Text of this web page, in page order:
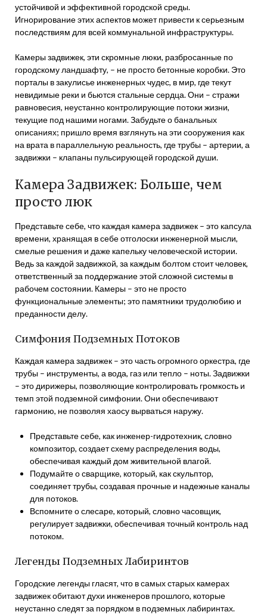
устойчивой и эффективной городской среды.
Игнорирование этих аспектов может привести к серьезным
последствиям для всей коммунальной инфраструктуры.
Камеры задвижек, эти скромные люки, разбросанные по
городскому ландшафту, – не просто бетонные коробки. Это
порталы в закулисье инженерных чудес, в мир, где текут
невидимые реки и бьются стальные сердца. Они – стражи
равновесия, неустанно контролирующие потоки жизни,
текущие под нашими ногами. Забудьте о банальных
описаниях; пришло время взглянуть на эти сооружения как
на врата в параллельную реальность, где трубы – артерии, а
задвижки – клапаны пульсирующей городской души.
Камера Задвижек: Больше, чем
просто люк
Представьте себе, что каждая камера задвижек – это капсула
времени, хранящая в себе отголоски инженерной мысли,
смелые решения и даже капельку человеческой истории.
Ведь за каждой задвижкой, за каждым болтом стоит человек,
ответственный за поддержание этой сложной системы в
рабочем состоянии. Камеры – это не просто
функциональные элементы; это памятники трудолюбию и
преданности делу.
Симфония Подземных Потоков
Каждая камера задвижек – это часть огромного оркестра, где
трубы – инструменты, а вода, газ или тепло – ноты. Задвижки
– это дирижеры, позволяющие контролировать громкость и
темп этой подземной симфонии. Они обеспечивают
гармонию, не позволяя хаосу вырваться наружу.
Представьте себе, как инженер-гидротехник, словно
композитор, создает схему распределения воды,
обеспечивая каждый дом живительной влагой.
Подумайте о сварщике, который, как скульптор,
соединяет трубы, создавая прочные и надежные каналы
для потоков.
Вспомните о слесаре, который, словно часовщик,
регулирует задвижки, обеспечивая точный контроль над
потоком.
Легенды Подземных Лабиринтов
Городские легенды гласят, что в самых старых камерах
задвижек обитают духи инженеров прошлого, которые
неустанно следят за порядком в подземных лабиринтах.